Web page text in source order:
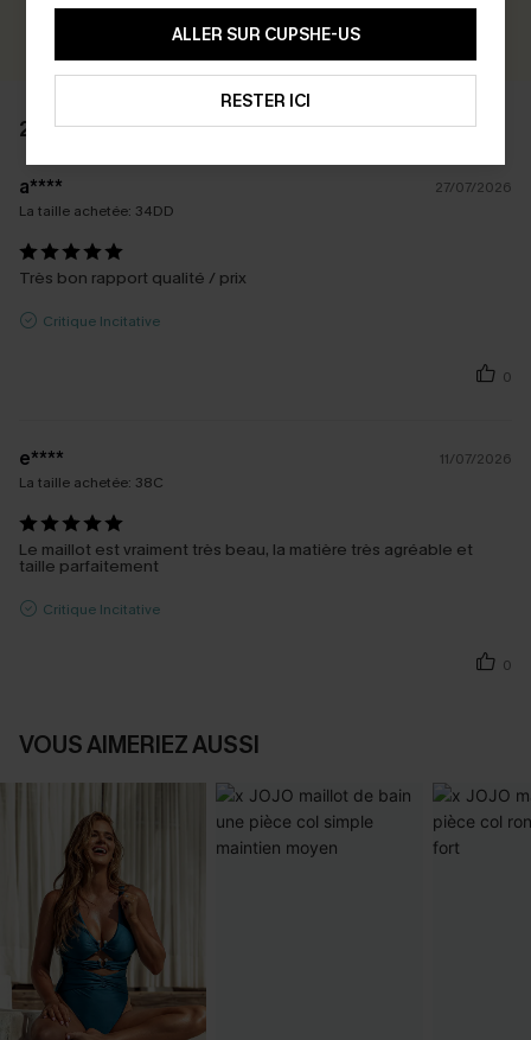
2 AVIS
a****
27/07/2026
La taille achetée: 34DD
Très bon rapport qualité / prix
Critique Incitative
0
e****
11/07/2026
La taille achetée: 38C
Le maillot est vraiment très beau, la matière très agréable et
taille parfaitement
Critique Incitative
0
VOUS AIMERIEZ AUSSI
ALLER SUR CUPSHE-US
RESTER ICI